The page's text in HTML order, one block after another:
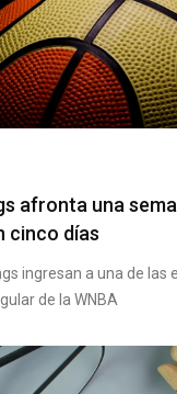
afronta una
cinco días
ingresan a una de
de la WNBA